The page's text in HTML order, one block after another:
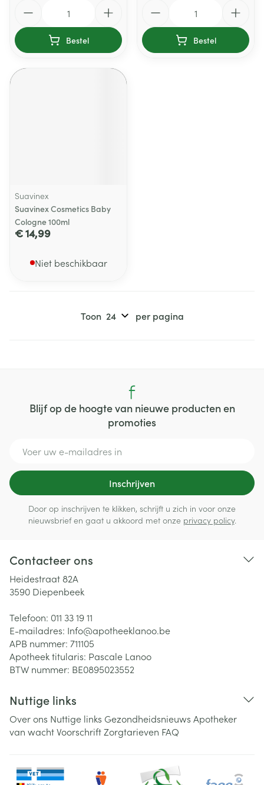
Bestel Bestel
Suavinex
Suavinex Cosmetics Baby
Cologne 100ml
€ 14,99
Niet beschikbaar
Toon per pagina
Blijf op de hoogte van nieuwe producten en
promoties
Inschrijven
Door op inschrijven te klikken, schrijft u zich in voor onze
nieuwsbrief en gaat u akkoord met onze privacy policy.
Contacteer ons
Heidestraat 82A
3590 Diepenbeek
Telefoon: 011 33 19 11
E-mailadres: Info@apotheeklanoo.be
APB nummer: 711105
Apotheek titularis: Pascale Lanoo
BTW nummer: BE0895023552
Nuttige links
Over ons Nuttige links Gezondheidsnieuws Apotheker
van wachtVoorschriftZorgtarieven FAQ